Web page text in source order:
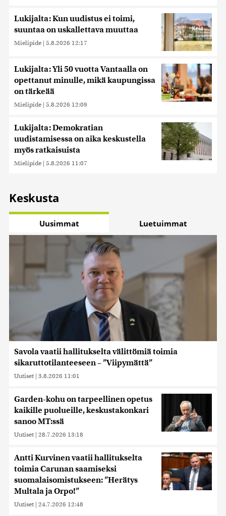
Lukijalta: Kun uudistus ei toimi,
suuntaa on uskallettava muuttaa
Mielipide | 5.8.2026 12:17
Lukijalta: Yli 50 vuotta Vantaalla on
opettanut minulle, mikä kaupungissa
on tärkeää
Mielipide | 5.8.2026 12:09
Lukijalta: Demokratian
uudistamisessa on aika keskustella
myös ratkaisuista
Mielipide | 5.8.2026 11:07
Keskusta
Uusimmat Luetuimmat
Savola vaatii hallitukselta välittömiä toimia
sikaruttotilanteeseen – ”Viipymättä”
Uutiset | 3.8.2026 11:01
Garden-kohu on tarpeellinen opetus
kaikille puolueille, keskustakonkari
sanoo MT:ssä
Uutiset | 28.7.2026 13:18
Antti Kurvinen vaatii hallitukselta
toimia Carunan saamiseksi
suomalaisomistukseen: ”Herätys
Multala ja Orpo!”
Uutiset | 24.7.2026 12:48